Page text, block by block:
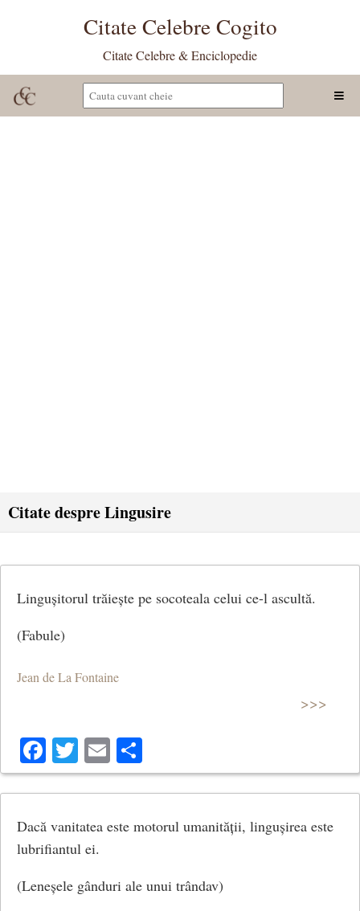
Citate Celebre Cogito
Citate Celebre & Enciclopedie
Citate despre Lingusire
Lingușitorul trăiește pe socoteala celui ce-l ascultă.
(Fabule)
Jean de La Fontaine
>>>
Facebook
Twitter
Email
Dacă vanitatea este motorul umanității, lingușirea este
lubrifiantul ei.
(Leneșele gânduri ale unui trândav)